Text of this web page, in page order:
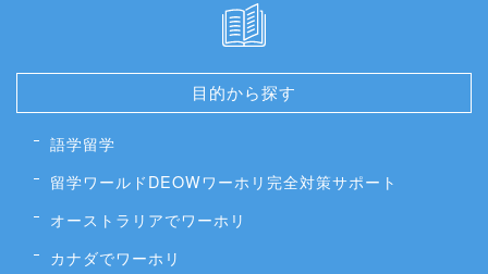
目的から探す
語学留学
留学ワールドDEOWワーホリ完全対策サポート
オーストラリアでワーホリ
カナダでワーホリ